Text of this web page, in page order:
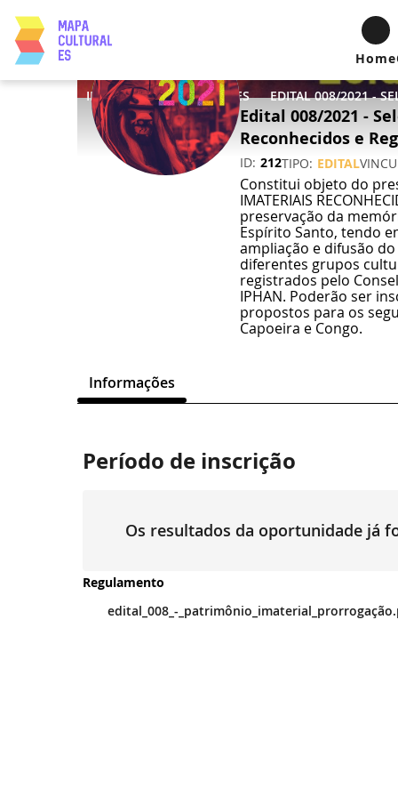
Home
INICIO OPORTUNIDADES
Edital 008/2021 -
Reconhecidos e
ID 212TIPO EDITAL
Constitui objeto do
IMATERIAIS
preservação da
Espírito Santo, tendo
ampliação e difusão
diferentes grupos
registrados pelo
IPHAN. Poderão ser
propostos para os
Capoeira e Congo.
Informações
Período de inscrição
Os resultados da oportunidade já
Regulamento
edital_008_-